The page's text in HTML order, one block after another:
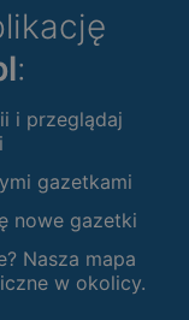
:
i przeglądaj
gazetkami
nowe gazetki
Nasza mapa
w okolicy.